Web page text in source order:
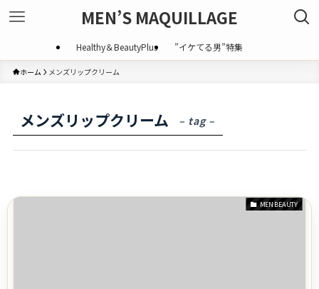
MEN’S MAQUILLAGE
Healthy＆BeautyPlus ”イケてる男”特集
ホーム メンズリップクリーム
メンズリップクリーム – tag –
MEN BEAUTY